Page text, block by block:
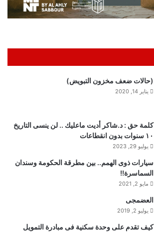
(حالات ضعف مخزون التبويض)
يناير 14, 2020
كلمة حق : د.شاكر أديت ماعليك .. لن ينسى التاريخ
١٠ سنوات بدون انقطاعات
يوليو 29, 2023
سيارات ذوى الهمم.. بين مطرقة الحكومة وسندان
السماسرة!!
مايو 2, 2021
العضمجى
يوليو 2, 2019
كيف تقدم على وحدة سكنية فى مبادرة التمويل